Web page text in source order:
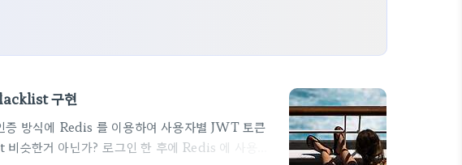
구현
방식에 Redis 를 이용하여 사용자별 JWT 토큰
슷한거 아닌가? 로그인 한 후에 Redis 에 사용자